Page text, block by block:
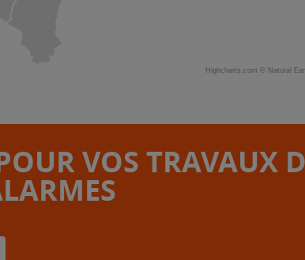
Highcharts.com © Natural
VOS TRAVAUX